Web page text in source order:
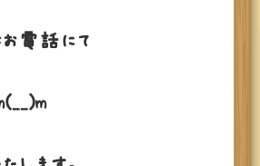
電話にて